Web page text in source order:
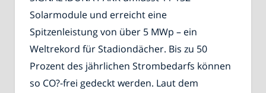
Solarmodule und erreicht eine
Spitzenleistung von über 5 MWp – ein
Weltrekord für Stadiondächer. Bis zu 50
Prozent des jährlichen Strombedarfs können
so CO?-frei gedeckt werden. Laut dem